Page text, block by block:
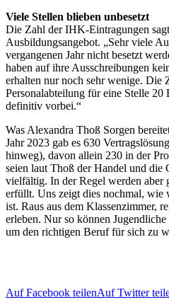
Viele Stellen blieben unbesetzt
Die Zahl der IHK-Eintragungen
Ausbildungsangebot. „Sehr viele
vergangenen Jahr nicht besetzt
haben auf ihre Ausschreibungen
erhalten nur noch sehr wenige. Die
Personalabteilung für eine Stelle 20
definitiv vorbei.“
Was Alexandra Thoß Sorgen
Jahr 2023 gab es 630
hinweg), davon allein 230 in der
seien laut Thoß der Handel und die
vielfältig. In der Regel werden aber
erfüllt. Uns zeigt dies nochmal,
ist. Raus aus dem Klassenzimmer,
erleben. Nur so können
um den richtigen Beruf für sich zu
Auf Facebook teilenAuf Twitter